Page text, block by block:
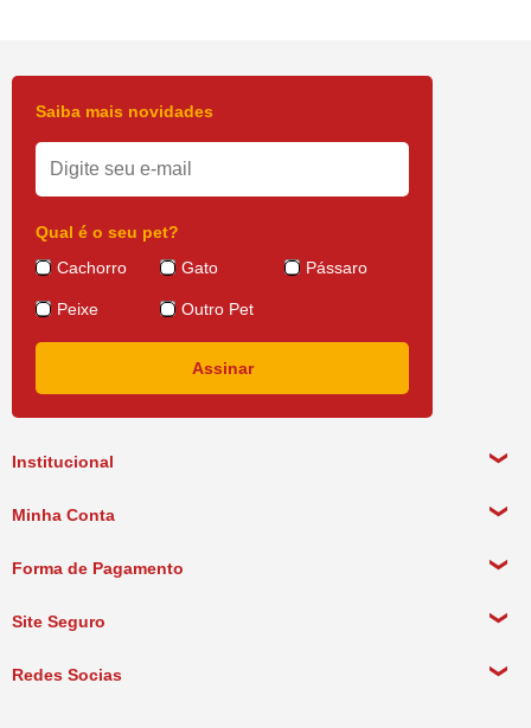
Institucional
Política de Pagamento
Política de Entrega
Minha Conta
Forma de Pagamento
Site Seguro
Redes Socias
Saiba mais novidades
Qual é o seu pet?
Cachorro
Gato Pássaro
Peixe Outro Pet